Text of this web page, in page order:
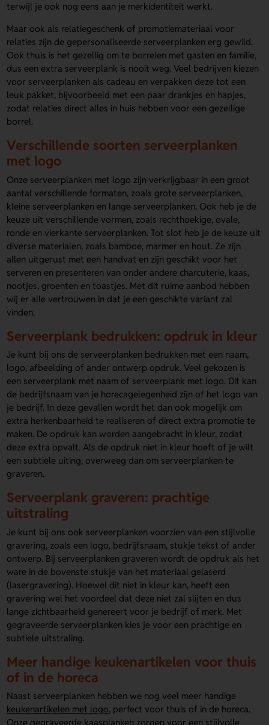
terwijl je ook nog eens aan je merkidentiteit werkt.
Maar ook als relatiegeschenk of promotiemateriaal voor
relaties zijn de gepersonaliseerde serveerplanken erg gewild.
Ook thuis is het gezellig om te borrelen met gasten en familie,
dus een extra serveerplank is nooit weg. Veel bedrijven kiezen
voor serveerplanken als cadeau en verpakken deze tot een
leuk pakket, bijvoorbeeld met een paar drankjes en hapjes,
zodat relaties direct alles in huis hebben voor een gezellige
borrel.
Verschillende soorten serveerplanken
met logo
Onze serveerplanken met logo zijn verkrijgbaar in een groot
aantal verschillende formaten, zoals grote serveerplanken,
kleine serveerplanken en lange serveerplanken. Ook heb je de
keuze uit verschillende vormen, zoals rechthoekige, ovale,
ronde en vierkante serveerplanken. Tot slot heb je de keuze uit
diverse materialen, zoals bamboe, marmer en hout. Ze zijn
allen uitgerust met een handvat en zijn geschikt voor het
serveren en presenteren van onder andere charcuterie, kaas,
nootjes, groenten en toastjes. Met dit ruime aanbod hebben
wij er alle vertrouwen in dat je een geschikte variant zal
vinden.
Serveerplank bedrukken: opdruk in kleur
Je kunt bij ons de serveerplanken bedrukken met een naam,
logo, afbeelding of ander ontwerp opdruk. Veel gekozen is
een serveerplank met naam of serveerplank met logo. Dit kan
de bedrijfsnaam van je horecagelegenheid zijn of het logo van
je bedrijf. In deze gevallen wordt het dan ook mogelijk om
extra herkenbaarheid te realiseren of direct extra promotie te
maken. De opdruk kan worden aangebracht in kleur, zodat
deze extra opvalt. Als de opdruk niet in kleur hoeft of je wilt
een subtiele uiting, overweeg dan om serveerplanken te
graveren.
Serveerplank graveren: prachtige
uitstraling
Je kunt bij ons ook serveerplanken voorzien van een stijlvolle
gravering, zoals een logo, bedrijfsnaam, stukje tekst of ander
ontwerp. Bij serveerplanken graveren wordt de opdruk als het
ware in de bovenste stukje van het materiaal gelaserd
(lasergravering). Hoewel dit niet in kleur kan, heeft een
gravering wel het voordeel dat deze niet zal slijten en dus
lange zichtbaarheid genereert voor je bedrijf of merk. Met
gegraveerde serveerplanken kies je voor een prachtige en
subtiele uitstraling.
Meer handige keukenartikelen voor thuis
of in de horeca
Naast serveerplanken hebben we nog veel meer handige
keukenartikelen met logo, perfect voor thuis of in de horeca.
Onze gegraveerde kaasplanken zorgen voor een stijlvolle